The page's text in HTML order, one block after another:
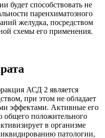
будет способствовать не
паренхиматозного
желудка, посредством
схемы его применения.
АСД 2 является
при этом не обладает
эффектами. Активные его
общего положительного
в организме
патологии,